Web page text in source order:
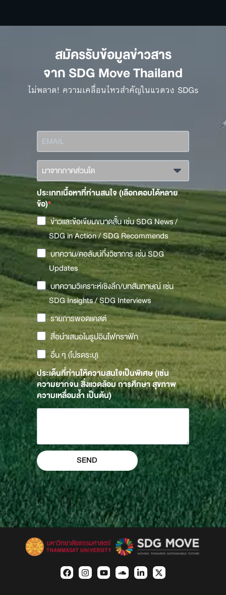
สมัครรับข้อมูลข่าวสาร
จาก SDG Move Thailand
ไม่พลาด! ความเคลื่อนไหวสำคัญในแวดวง SDGs
ประเภทเนื้อหาที่ท่านสนใจ (เลือกตอบได้หลาย
ข้อ)
ข่าวและข้อเขียนขนาดสั้น เช่น SDG News /
SDG in Action / SDG Recommends
บทความ/คอลัมน์กึ่งวิชาการ เช่น SDG
Updates
บทความวิเคราะห์เชิงลึก/บทสัมภาษณ์ เช่น
SDG Insights / SDG Interviews
รายการพอดแคสต์
สื่อนำเสนอในรูปอินโฟกราฟิก
อื่น ๆ (โปรดระบุ)
ประเด็นที่ท่านให้ความสนใจเป็นพิเศษ (เช่น
ความยากจน สิ่งแวดล้อม การศึกษา สุขภาพ
ความเหลื่อมล้ำ เป็นต้น)
SEND